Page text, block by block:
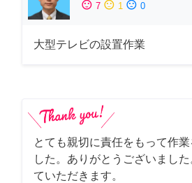
sentiment_satisfied 7 sentiment_neutral 1 sentiment_dissatisfied 0
大型テレビの設置作業
とても親切に責任をもって作
した。ありがとうございまし
ていただきます。